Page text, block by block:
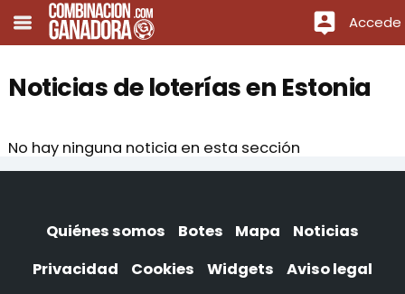
Accede
Noticias de loterías en Estonia
No hay ninguna noticia en esta sección
Quiénes somos Botes Mapa
Noticias
Privacidad
Cookies Widgets
Aviso legal